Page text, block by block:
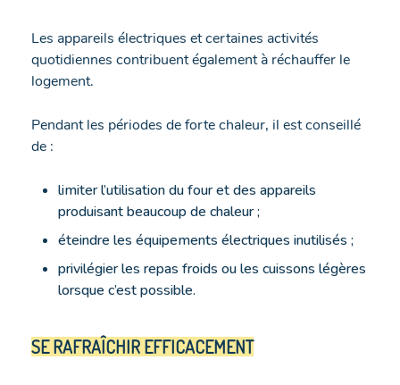
Les appareils électriques et certaines activités
quotidiennes contribuent également à réchauffer le
logement.
Pendant les périodes de forte chaleur, il est conseillé
de :
limiter l’utilisation du four et des appareils
produisant beaucoup de chaleur ;
éteindre les équipements électriques inutilisés ;
privilégier les repas froids ou les cuissons légères
lorsque c’est possible.
SE RAFRAÎCHIR EFFICACEMENT